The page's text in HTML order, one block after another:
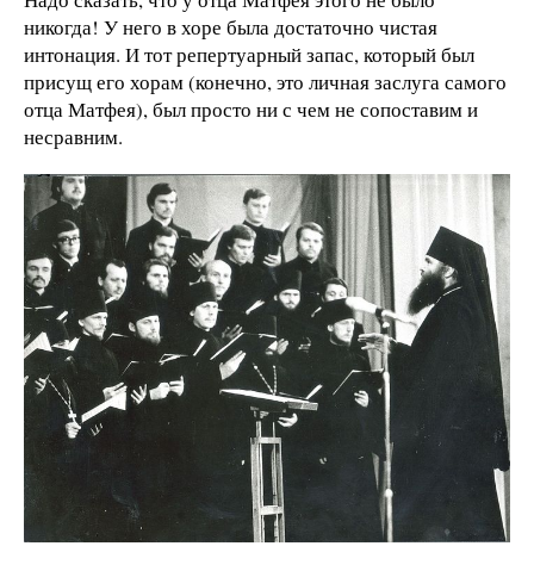
никогда! У него в хоре была достаточно чистая
интонация. И тот репертуарный запас, который был
присущ его хорам (конечно, это личная заслуга самого
отца Матфея), был просто ни с чем не сопоставим и
несравним.